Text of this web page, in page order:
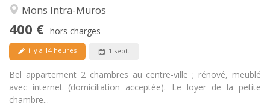
Mons Intra-Muros
400 € hors charges
il y a 14 heures 1 sept.
Bel appartement 2 chambres au centre-ville ; rénové, meublé
avec internet (domiciliation acceptée). Le loyer de la petite
chambre...